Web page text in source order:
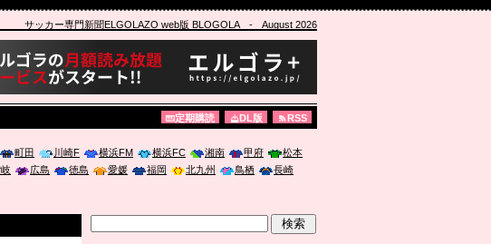
サッカー専門新聞ELGOLAZO web版 BLOGOLA- August 2026
定期購読 DL版 RSS
町田 川崎F 横浜FM 横浜FC 湘南 甲府
松本
広島 徳島 愛媛 福岡 北九州 鳥栖
長崎